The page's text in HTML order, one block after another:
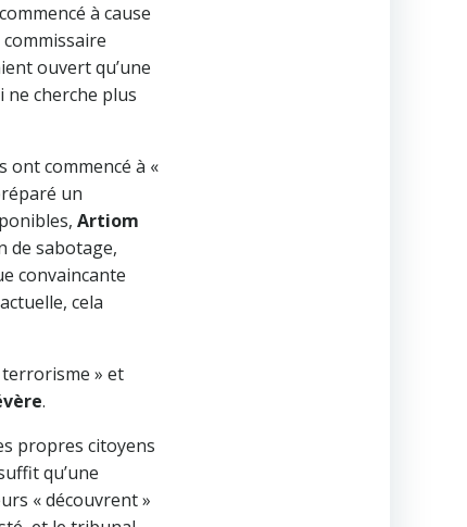
à cause
ouvert qu’une
cherche plus
ont commencé à «
un
Artiom
de sabotage,
convaincante
cela
terrorisme » et
.
propres citoyens
qu’une
« découvrent »